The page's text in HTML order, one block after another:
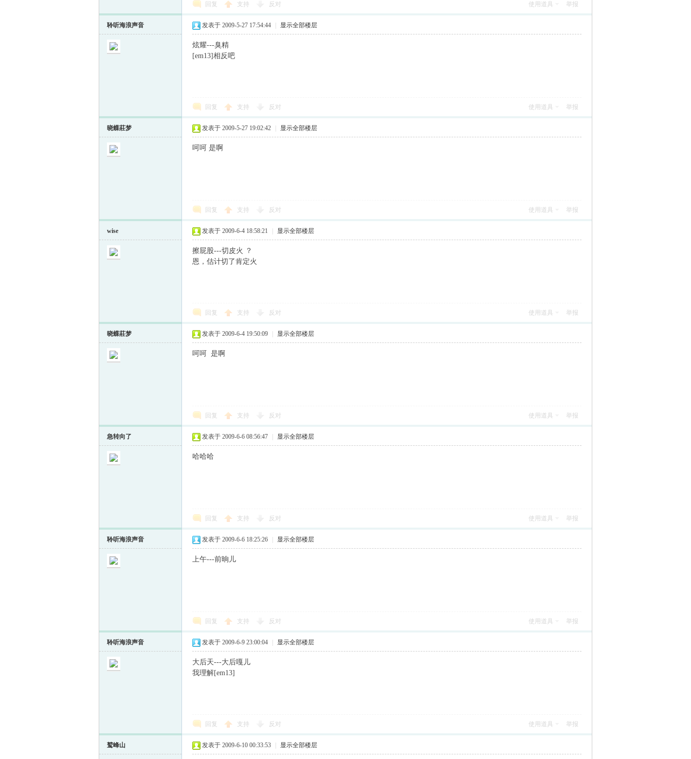
回复 支持 反对 使用道具 举报
聆听海浪声音 发表于 2009-5-27 17:54:44 显示全部楼层
炫耀---臭精
[em13]相反吧
回复 支持 反对 使用道具 举报
晓蝶莊梦 发表于 2009-5-27 19:02:42 显示全部楼层
呵呵 是啊
回复 支持 反对 使用道具 举报
wise 发表于 2009-6-4 18:58:21 显示全部楼层
擦屁股---切皮火 ？
恩，估计切了肯定火
回复 支持 反对 使用道具 举报
晓蝶莊梦 发表于 2009-6-4 19:50:09 显示全部楼层
呵呵 是啊
回复 支持 反对 使用道具 举报
急转向了 发表于 2009-6-6 08:56:47 显示全部楼层
哈哈哈
回复 支持 反对 使用道具 举报
聆听海浪声音 发表于 2009-6-6 18:25:26 显示全部楼层
上午---前晌儿
回复 支持 反对 使用道具 举报
聆听海浪声音 发表于 2009-6-9 23:00:04 显示全部楼层
大后天---大后嘎儿
我理解[em13]
回复 支持 反对 使用道具 举报
鹫峰山 发表于 2009-6-10 00:33:53 显示全部楼层